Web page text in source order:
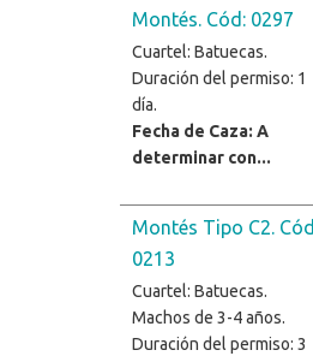
Montés. Cód: 0297
Cuartel: Batuecas.
Duración del permiso: 1
día.
Fecha de Caza: A
determinar con...
Montés Tipo C2. Cód
0213
Cuartel: Batuecas.
Machos de 3-4 años.
Duración del permiso: 3